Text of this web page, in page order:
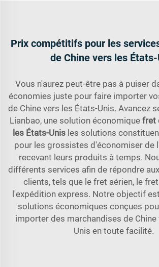
Prix compétitifs pour les
de Chine vers les
Vous n'aurez peut-être pas à puiser
économies juste pour faire importer
de Chine vers les États-Unis. Avancez
Lianbao, une solution économique fret
les États-Unis les solutions
pour les grossistes d'économiser de
recevant leurs produits à temps.
différents services afin de répondre
clients, tels que le fret aérien, le
l'expédition express. Notre objectif
solutions économiques conçues
importer des marchandises de Chine
Unis en toute facilité.